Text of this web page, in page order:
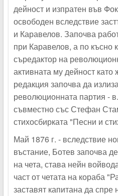
дейност и изпратен във
освободен вследствие
и Каравелов. Започва
при Каравелов, а по късно
съредактор на
активната му дейност
редакция започва да
революционната партия -
съвместно със Стефан
стихосбирката "Песни и
Май 1876 г. - вследствие
въстание, Ботев започва
на чета, става нейн
част от четата на кораба
заставят капитана да спре